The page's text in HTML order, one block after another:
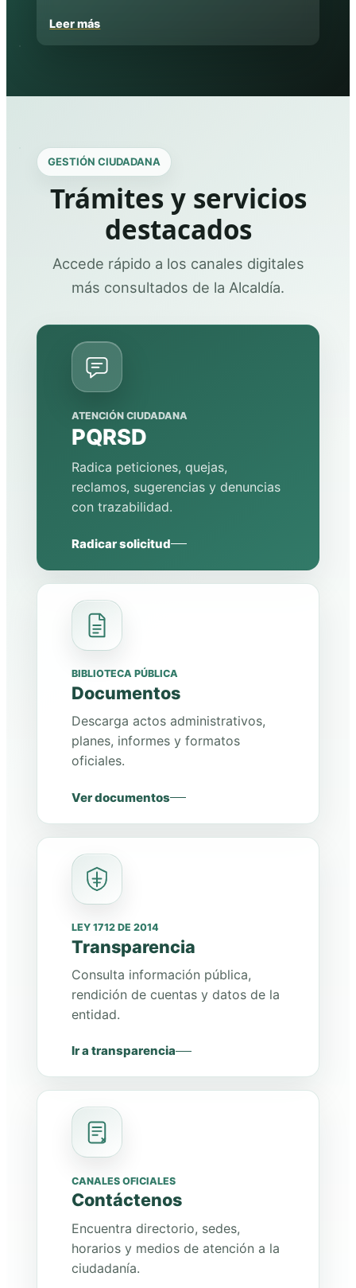
Leer más
GESTIÓN CIUDADANA
Trámites y servicios
destacados
Accede rápido a los canales digitales
más consultados de la Alcaldía.
ATENCIÓN CIUDADANA
PQRSD
Radica peticiones, quejas,
reclamos, sugerencias y denuncias
con trazabilidad.
Radicar solicitud
BIBLIOTECA PÚBLICA
Documentos
Descarga actos administrativos,
planes, informes y formatos
oficiales.
Ver documentos
LEY 1712 DE 2014
Transparencia
Consulta información pública,
rendición de cuentas y datos de la
entidad.
Ir a transparencia
CANALES OFICIALES
Contáctenos
Encuentra directorio, sedes,
horarios y medios de atención a la
ciudadanía.